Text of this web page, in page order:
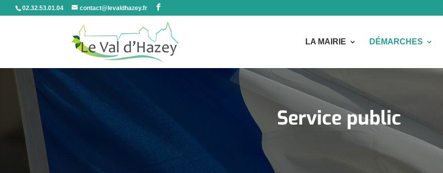
02.32.53.01.04 contact@levaldhazey.fr
LA MAIRIE DÉMARCHES
Service public